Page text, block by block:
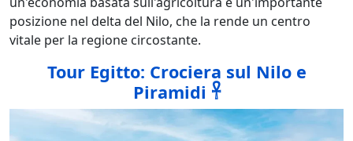
posizione nel delta del Nilo, che la rende un centro
vitale per la regione circostante.
Tour Egitto: Crociera sul Nilo e
Piramidi 𓋹